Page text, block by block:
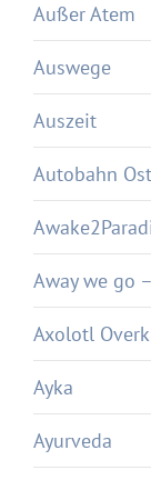
Außer Atem
Auswege
Auszeit
Autobahn Ost
Away we go
Axolotl
Ayka
Ayurveda